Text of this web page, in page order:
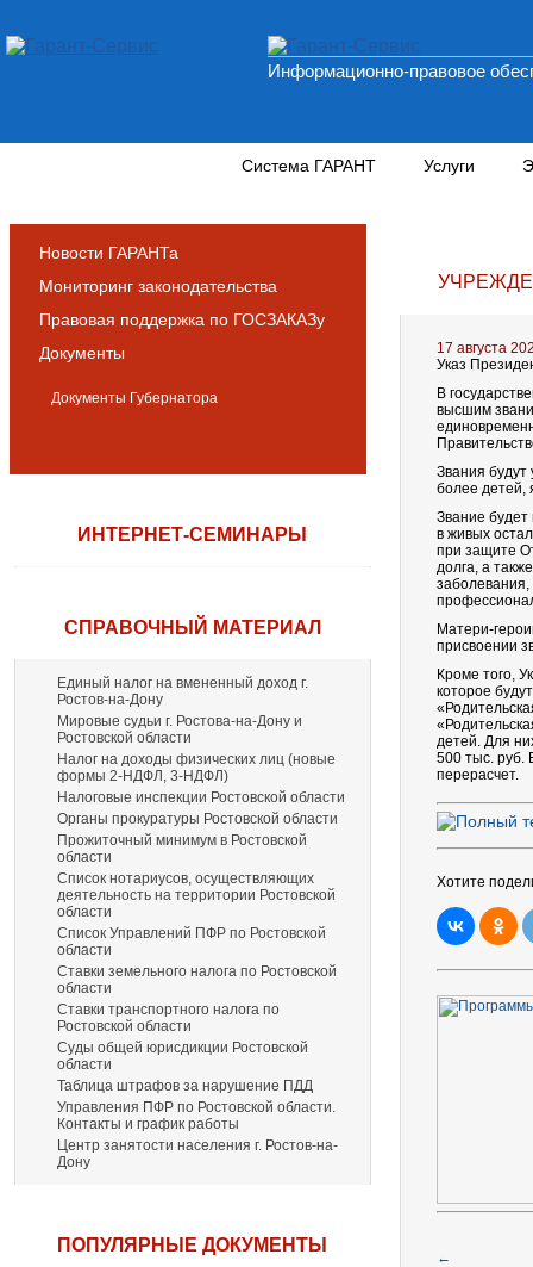
Информационно-правовое
Система ГАРАНТ Услуги
Новости ГАРАНТа
Мониторинг законодательства
Правовая поддержка по ГОСЗАКАЗу
Документы
Документы Губернатора
ИНТЕРНЕТ-СЕМИНАРЫ
СПРАВОЧНЫЙ МАТЕРИАЛ
Единый налог на вмененный доход г.
Ростов-на-Дону
Мировые судьи г. Ростова-на-Дону и
Ростовской области
Налог на доходы физических лиц (новые
формы 2-НДФЛ, 3-НДФЛ)
Налоговые инспекции Ростовской области
Органы прокуратуры Ростовской области
Прожиточный минимум в Ростовской
области
Список нотариусов, осуществляющих
деятельность на территории Ростовской
области
Список Управлений ПФР по Ростовской
области
Ставки земельного налога по Ростовской
области
Ставки транспортного налога по
Ростовской области
Суды общей юрисдикции Ростовской
области
Таблица штрафов за нарушение ПДД
Управления ПФР по Ростовской области.
Контакты и график работы
Центр занятости населения г. Ростов-на-
Дону
ПОПУЛЯРНЫЕ ДОКУМЕНТЫ
17 августа
Указ
В
высшим
Звания
более детей,
Звание будет
в живых
при защите
долга, а
заболевания,
Матери-
присвоении
Кроме того,
которое
детей. Для
500 тыс. руб.
перерасчет.
Хотите
←